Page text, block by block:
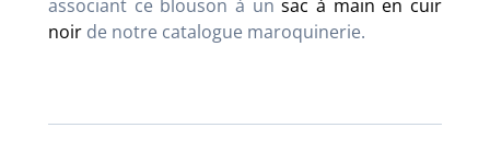
associant ce blouson à unsac à main en cuir
noir de notre catalogue maroquinerie.